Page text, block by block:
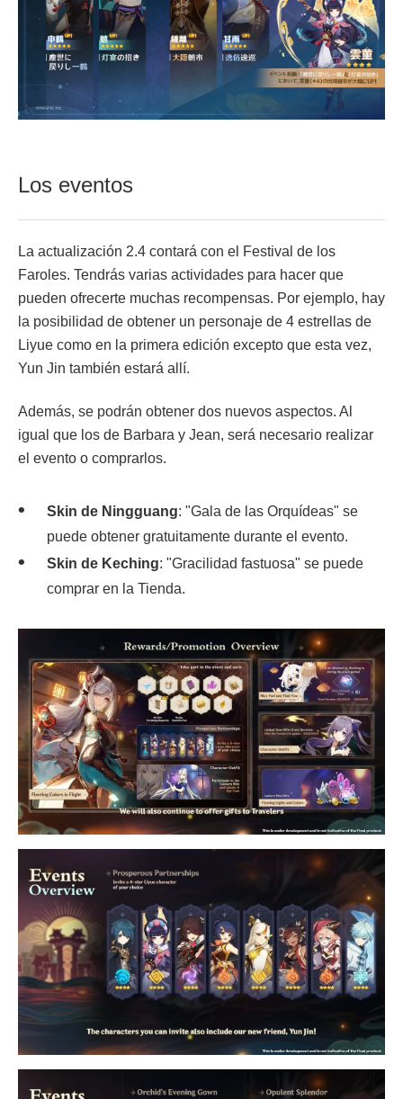
Los eventos
La actualización 2.4 contará con el Festival de los
Faroles. Tendrás varias actividades para hacer que
pueden ofrecerte muchas recompensas. Por ejemplo, hay
la posibilidad de obtener un personaje de 4 estrellas de
Liyue como en la primera edición excepto que esta vez,
Yun Jin también estará allí.
Además, se podrán obtener dos nuevos aspectos. Al
igual que los de Barbara y Jean, será necesario realizar
el evento o comprarlos.
Skin de Ningguang: "Gala de las Orquídeas" se
puede obtener gratuitamente durante el evento.
Skin de Keching: "Gracilidad fastuosa" se puede
comprar en la Tienda.